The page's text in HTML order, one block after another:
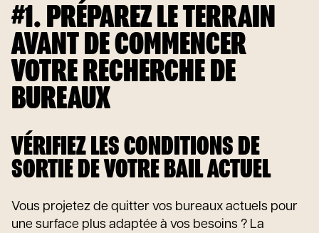
#1. PRÉPAREZ LE TERRAIN
AVANT DE COMMENCER
VOTRE RECHERCHE DE
BUREAUX
VÉRIFIEZ LES CONDITIONS DE
SORTIE DE VOTRE BAIL ACTUEL
Vous projetez de quitter vos bureaux actuels pour
une surface plus adaptée à vos besoins ? La